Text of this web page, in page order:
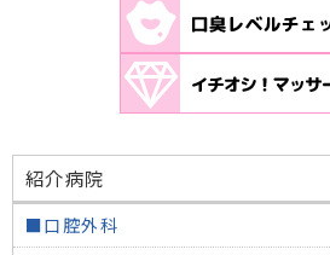
紹介病院
■口腔外科